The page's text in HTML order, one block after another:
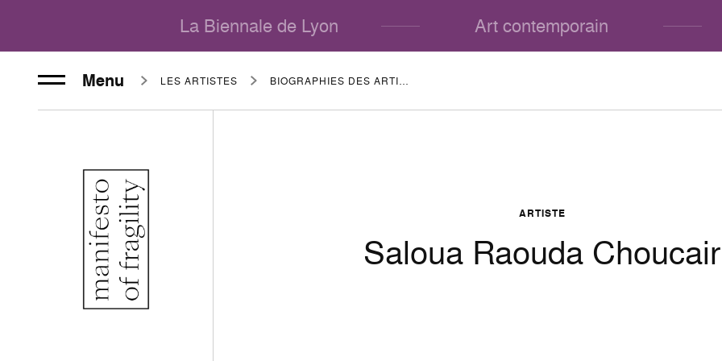
La Biennale de Lyon Art contemporain
Menu LES ARTISTES BIOGRAPHIES DES ARTISTES
ARTISTE
Saloua Raouda Choucair